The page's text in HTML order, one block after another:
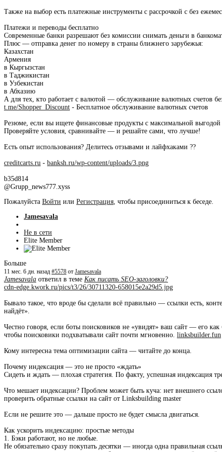
Также на выбор есть платежные инструменты с рассрочкой с без
Платежи и переводы бесплатно
Современные банки разрешают без комиссии снимать деньги в
Плюс — отправка денег по номеру в страны ближнего зарубежья:
Казахстан
Армения
в Кыргызстан
в Таджикистан
в Узбекистан
в Абхазию
А для тех, кто работает с валютой — обслуживание валютных счетов
t.me/Shopper_Discount - Бесплатное обслуживание валютных счетов
Резюме, если вы ищете финансовые продукты с максимальной
Проверяйте условия, сравнивайте — и решайте сами, что лучше!
Есть опыт использования? Делитесь отзывами и лайфхаками ??
creditcarts.ru - banksh.ru/wp-content/uploads/3.png
b35d814
@Grupp_news777.xyss
Пожалуйста Войти или Регистрация , чтобы присоединиться к беседе.
Jamesavala
Не в сети
Elite Member
Больше
11 мес. 6 дн. назад #5578 от Jamesavala
Jamesavala ответил в теме Как писать SEO-заголовки?
cdn-edge.kwork.ru/pics/t3/26/30711320-658015e2a29d5.jpg
Бывало такое, что вроде бы сделали всё правильно — ссылки есть,
найдёт».
Честно говоря, если боты поисковиков не «увидят» ваш сайт — его как
чтобы поисковики подхватывали сайт почти мгновенно. linksbuilder.fun
Кому интересна тема оптимизации сайта — читайте до конца.
Почему индексация — это не просто «ждать»
Сидеть и ждать — плохая стратегия. По факту, успешная индексация
Что мешает индексации? Проблем может быть куча: нет внешнего
проверить обратные ссылки на сайт от Linksbuilding master
Если не решите это — дальше просто не будет смысла двигаться.
Как ускорить индексацию: простые методы
1. Бэки работают, но не любые.
Не обязательно сразу покупать десятки — иногда одна правильная